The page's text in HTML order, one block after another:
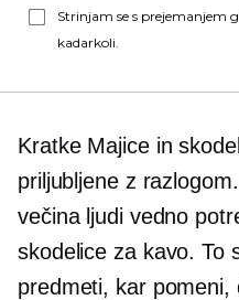
Strinjam se s prejemanjem
kadarkoli.
Kratke Majicein
priljubljene z
večina ljudi vedno
skodelice za kavo. To
predmeti, kar pomeni,